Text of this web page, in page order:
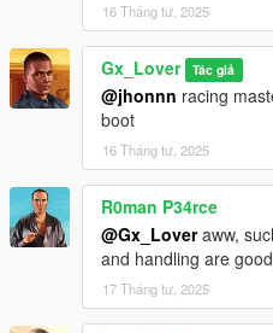
16 Tháng tư, 2025
Gx_Lover Tác giả
@jhonnn racing
boot
16 Tháng tư, 2025
R0man P34rce
@Gx_Loveraww,
and handling are
17 Tháng tư, 2025